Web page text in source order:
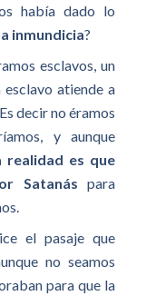
había dado lo
inmundicia?
esclavos, un
esclavo atiende a
decir no éramos
y aunque
realidad es que
Satanás para
el pasaje que
no seamos
para que la